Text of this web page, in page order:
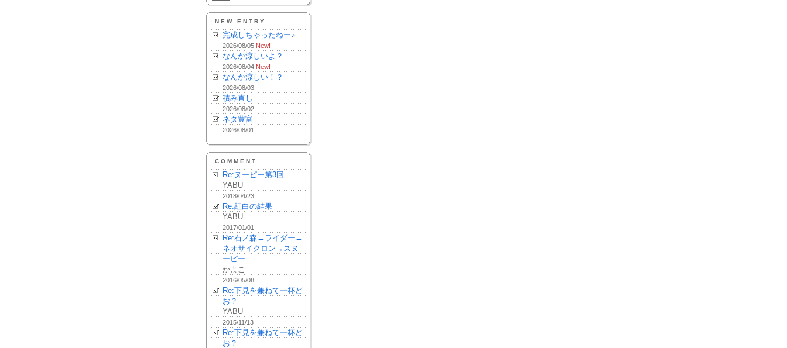
NEW ENTRY
完成しちゃったねー♪
2026/08/05 New!
なんか涼しいよ？
2026/08/04 New!
なんか涼しい！？
2026/08/03
積み直し
2026/08/02
ネタ豊富
2026/08/01
COMMENT
Re:ヌーピー第3回
YABU
2018/04/23
Re:紅白の結果
YABU
2017/01/01
Re:石ノ森→ライダー→
ネオサイクロン→スヌ
ーピー
かよこ
2016/05/08
Re:下見を兼ねて一杯ど
お？
YABU
2015/11/13
Re:下見を兼ねて一杯ど
お？